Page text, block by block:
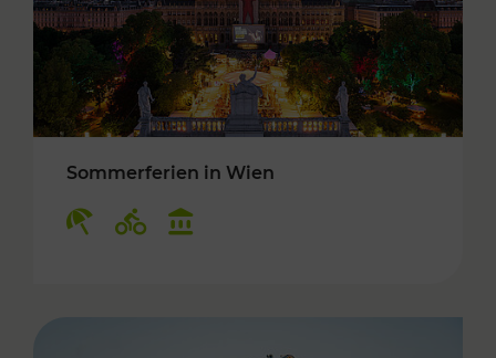
Sommerferien in Wien